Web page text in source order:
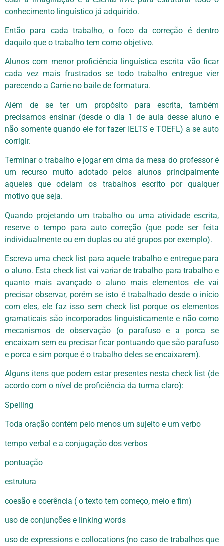
conhecimento linguístico já adquirido.
Então para cada trabalho, o foco da correção é dentro
daquilo que o trabalho tem como objetivo.
Alunos com menor proficiência linguística escrita vão ficar
cada vez mais frustrados se todo trabalho entregue vier
parecendo a Carrie no baile de formatura.
Além de se ter um propósito para escrita, também
precisamos ensinar (desde o dia 1 de aula desse aluno e
não somente quando ele for fazer IELTS e TOEFL) a se auto
corrigir.
Terminar o trabalho e jogar em cima da mesa do professor é
um recurso muito adotado pelos alunos principalmente
aqueles que odeiam os trabalhos escrito por qualquer
motivo que seja.
Quando projetando um trabalho ou uma atividade escrita,
reserve o tempo para auto correção (que pode ser feita
individualmente ou em duplas ou até grupos por exemplo).
Escreva uma check list para aquele trabalho e entregue para
o aluno. Esta check list vai variar de trabalho para trabalho e
quanto mais avançado o aluno mais elementos ele vai
precisar observar, porém se isto é trabalhado desde o início
com eles, ele faz isso sem check list porque os elementos
gramaticais são incorporados linguisticamente e não como
mecanismos de observação (o parafuso e a porca se
encaixam sem eu precisar ficar pontuando que são parafuso
e porca e sim porque é o trabalho deles se encaixarem).
Alguns itens que podem estar presentes nesta check list (de
acordo com o nível de proficiência da turma claro):
Spelling
Toda oração contém pelo menos um sujeito e um verbo
tempo verbal e a conjugação dos verbos
pontuação
estrutura
coesão e coerência ( o texto tem começo, meio e fim)
uso de conjunções e linking words
uso de expressions e collocations (no caso de trabalhos que